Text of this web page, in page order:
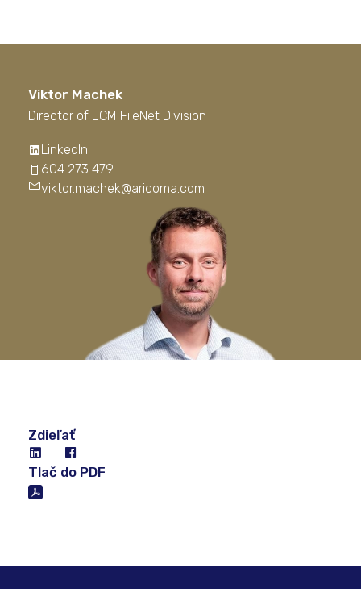
Viktor Machek
Director of ECM FileNet Division
LinkedIn
604 273 479
viktor.machek@aricoma.com
Zdieľať
Tlač do PDF